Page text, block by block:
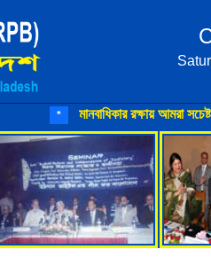
মানবাধিকার রক্ষায় আমরা সচেষ্ট *